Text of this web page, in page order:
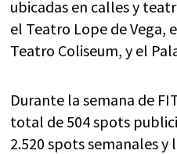
ubicadas en calles y
el Teatro Lope de Vega,
Teatro Coliseum, y el
Durante la semana de
total de 504 spots
2.520 spots semanales